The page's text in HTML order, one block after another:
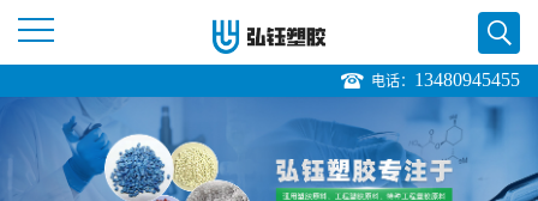
电话： 13480945455